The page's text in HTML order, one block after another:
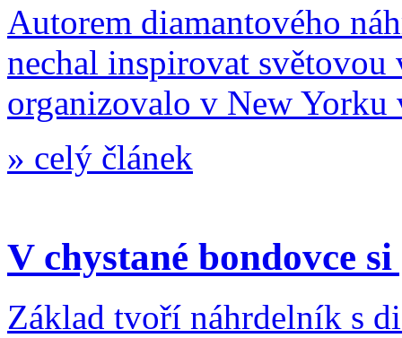
Autorem diamantového
nechal inspirovat
organizovalo v New Yorku
» celý článek
V chystané bondovce
Základ tvoří náhrdelník s